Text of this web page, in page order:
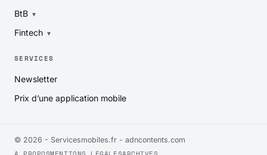
BtB
Fintech
SERVICES
Newsletter
Prix d’une application mobile
© 2026 - Servicesmobiles.fr - adncontents.com